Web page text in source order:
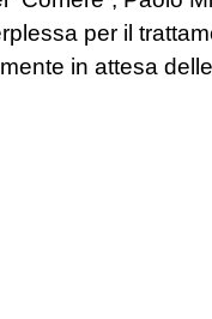
per il
in attesa